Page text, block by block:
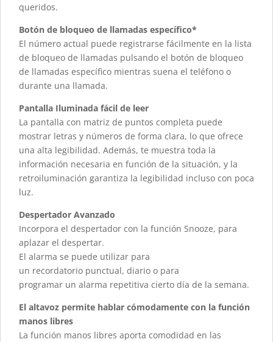
queridos.
Botón de bloqueo de llamadas específico*
El número actual puede registrarse fácilmente en la lista
de bloqueo de llamadas pulsando el botón de bloqueo
de llamadas específico mientras suena el teléfono o
durante una llamada.
Pantalla Iluminada fácil de leer​
La pantalla con matriz de puntos completa puede
mostrar letras y números de forma clara, lo que ofrece
una alta legibilidad. Además, te muestra toda la
información necesaria en función de la situación, y la
retroiluminación garantiza la legibilidad incluso con poca
luz.
Despertador Avanzado
Incorpora el despertador con la función Snooze, para
aplazar el despertar.​
El alarma se puede utilizar para
un recordatorio punctual, diario o para
programar un alarma repetitiva cierto día de la semana.
El altavoz permite hablar cómodamente con la función
manos libres
La función manos libres aporta comodidad en las